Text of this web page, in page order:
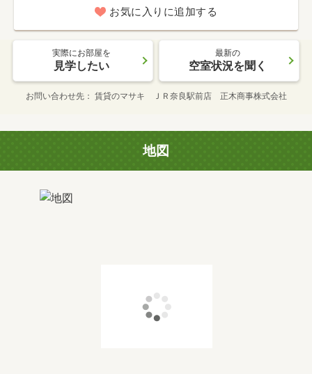
お気に入りに追加する
実際にお部屋を
見学したい
最新の
空室状況を聞く
お問い合わせ先 賃貸のマサキ ＪＲ奈良駅前店 正木商事株式会社
地図